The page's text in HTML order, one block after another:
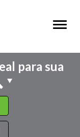
para sua